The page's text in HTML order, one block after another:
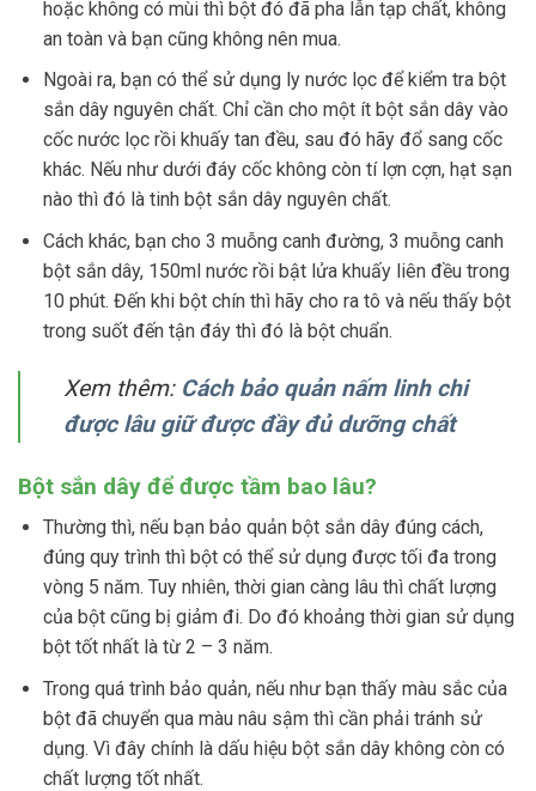
hoặc không có mùi thì bột đó đã pha lẫn tạp chất, không
an toàn và bạn cũng không nên mua.
Ngoài ra, bạn có thể sử dụng ly nước lọc để kiểm tra bột
sắn dây nguyên chất. Chỉ cần cho một ít bột sắn dây vào
cốc nước lọc rồi khuấy tan đều, sau đó hãy đổ sang cốc
khác. Nếu như dưới đáy cốc không còn tí lợn cợn, hạt sạn
nào thì đó là tinh bột sắn dây nguyên chất.
Cách khác, bạn cho 3 muỗng canh đường, 3 muỗng canh
bột sắn dây, 150ml nước rồi bật lửa khuấy liên đều trong
10 phút. Đến khi bột chín thì hãy cho ra tô và nếu thấy bột
trong suốt đến tận đáy thì đó là bột chuẩn.
Xem thêm: Cách bảo quản nấm linh chi
được lâu giữ được đầy đủ dưỡng chất
Bột sắn dây để được tầm bao lâu?
Thường thì, nếu bạn bảo quản bột sắn dây đúng cách,
đúng quy trình thì bột có thể sử dụng được tối đa trong
vòng 5 năm. Tuy nhiên, thời gian càng lâu thì chất lượng
của bột cũng bị giảm đi. Do đó khoảng thời gian sử dụng
bột tốt nhất là từ 2 – 3 năm.
Trong quá trình bảo quản, nếu như bạn thấy màu sắc của
bột đã chuyển qua màu nâu sậm thì cần phải tránh sử
dụng. Vì đây chính là dấu hiệu bột sắn dây không còn có
chất lượng tốt nhất.